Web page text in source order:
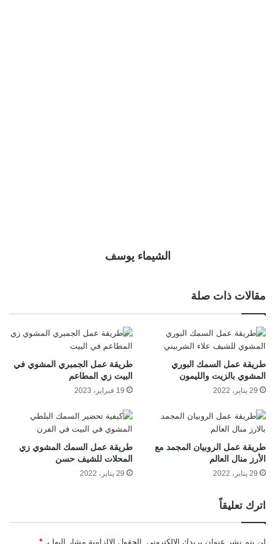
الشيماء يوسف
مقالات ذات صلة
طريقة عمل السمك البوري
المشوي بالزيت والليمون
29 يناير، 2022
طريقة عمل الجمبري المشوي في
البيت زي المطاعم
19 فبراير، 2023
طريقة عمل الروبيان المجمد مع
الأرز منال العالم
29 يناير، 2022
طريقة عمل السمك المشوي زي
المحلات للشيف حسن
29 يناير، 2022
اترك تعليقاً
لن يتم نشر عنوان بريدك الإلكتروني. الحقول الإلزامية مشار إليها بـ *